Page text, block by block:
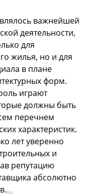
важнейшей
деятельности,
для
жилья, но и для
в плане
форм.
играют
должны быть
перечнем
характеристик.
лет уверенно
и
репутацию
абсолютно
...